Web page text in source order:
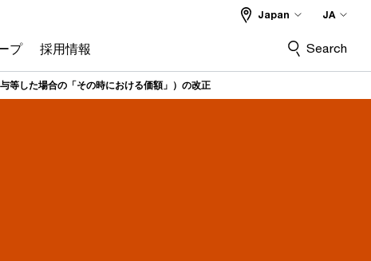
プ 採用情報
Japan JA
Search
等した場合の「その時における価額」）の改正